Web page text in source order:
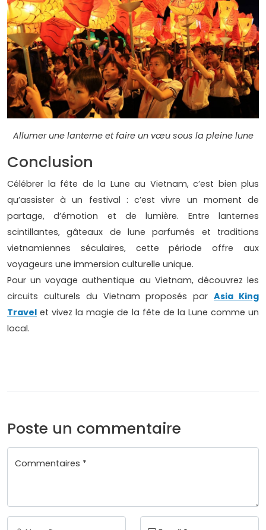
Allumer une lanterne et faire un vœu sous la pleine lune
Conclusion
Célébrer la fête de la Lune au Vietnam, c’est bien plus
qu’assister à un festival : c’est vivre un moment de
partage, d’émotion et de lumière. Entre lanternes
scintillantes, gâteaux de lune parfumés et traditions
vietnamiennes séculaires, cette période offre aux
voyageurs une immersion culturelle unique.
Pour un voyage authentique au Vietnam, découvrez les
circuits culturels du Vietnam proposés parAsia King
Travel et vivez la magie de la fête de la Lune comme un
local.
Poste un commentaire
Commentaires *